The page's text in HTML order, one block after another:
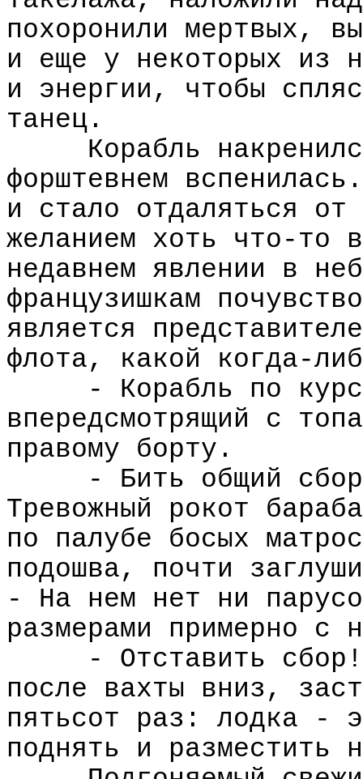
похоронили мертвых,
и еще у некоторых из
и энергии, чтобы
танец.
Корабль
форштевнем
и стало отдаляться
желанием хоть что-то
недавнем явлении в
французишкам
является
флота, какой когда-
- Корабль по
впередсмотрящий с
правому борту.
- Бить общий
Тревожный рокот
по палубе босых
подошва, почти
- На нем нет ни
размерами примерно с
- Отставить
после вахты вниз,
пятьсот раз: лодка -
поднять и разместить